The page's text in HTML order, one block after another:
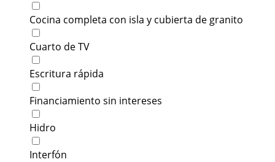
Cocina completa con isla y cubierta de granito
Cuarto de TV
Escritura rápida
Financiamiento sin intereses
Hidro
Interfón